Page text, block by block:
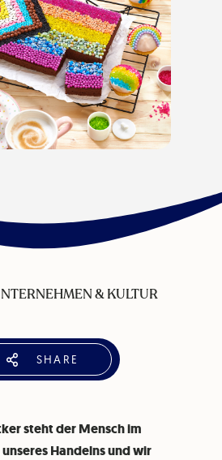
& KULTUR
SHARE
steht der Mensch im
Handelns und wir